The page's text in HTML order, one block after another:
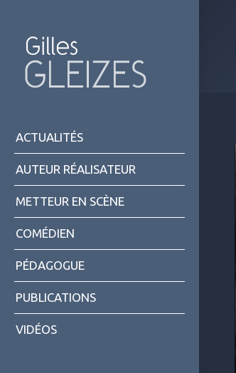
ACTUALITÉS
AUTEUR RÉALISATEUR
METTEUR EN SCÈNE
COMÉDIEN
PÉDAGOGUE
PUBLICATIONS
VIDÉOS